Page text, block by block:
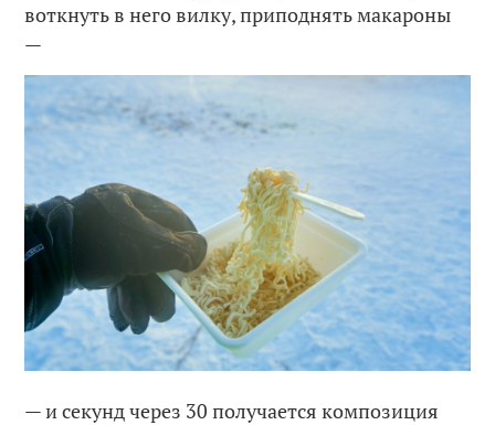
воткнуть в него вилку, приподнять макароны
—
— и секунд через 30 получается композиция